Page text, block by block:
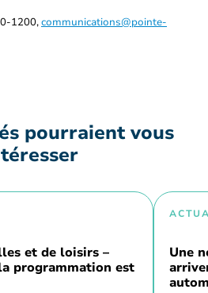
1200,communications@pointe-
pourraient vous
et de loisirs –
programmation est
Une